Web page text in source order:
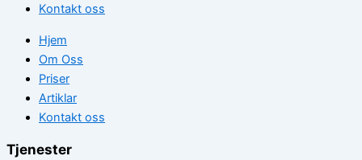
Kontakt oss
Hjem
Om Oss
Priser
Artiklar
Kontakt oss
Tjenester